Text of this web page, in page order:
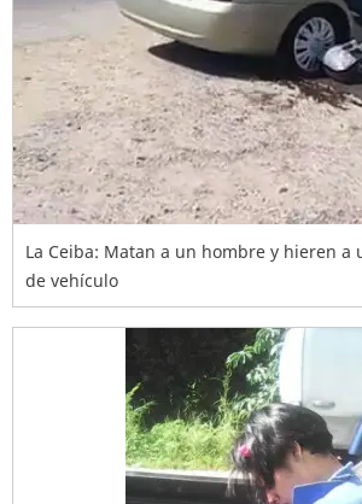
La Ceiba: Matan a un hombre y hieren
de vehículo